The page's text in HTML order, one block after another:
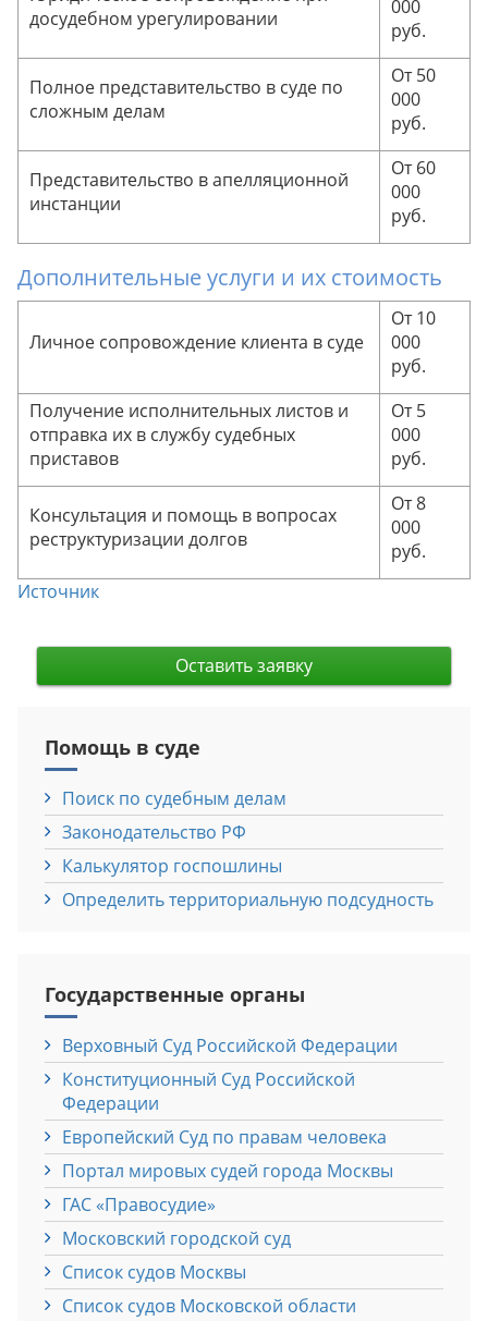
досудебном урегулировании
000
руб.
Полное представительство в суде по
сложным делам
От 50
000
руб.
Представительство в апелляционной
инстанции
От 60
000
руб.
Дополнительные услуги и их стоимость
Личное сопровождение клиента в суде
От 10
000
руб.
Получение исполнительных листов и
отправка их в службу судебных
приставов
От 5
000
руб.
Консультация и помощь в вопросах
реструктуризации долгов
От 8
000
руб.
Источник
Оставить заявку
Помощь в суде
Поиск по судебным делам
Законодательство РФ
Калькулятор госпошлины
Определить территориальную подсудность
Государственные органы
Верховный Cуд Российской Федерации
Конституционный Cуд Российской
Федерации
Европейский Cуд по правам человека
Портал мировых судей города Москвы
ГАС «Правосудие»
Московский городской суд
Список судов Москвы
Список судов Московской области